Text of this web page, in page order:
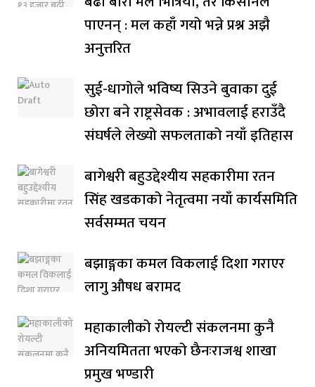
पाएनन् : मल कहाँ गयो भन्ने प्रश्न अझै
अनुत्तरित
सुई-धागोले भविष्य सिउने बुवाका दुई
छोरा बने राष्ट्रसेवक : अभावलाई हराउँदै
संघर्षले लेख्यो सफलताको नयाँ इतिहास
बागेश्वरी बहुउद्देश्यीय सहकारीमा रतन
सिंह खडकाको नेतृत्वमा नयाँ कार्यसमिति
सर्वसम्मत चयन
बझाङ्गका कमल विकलाई दिशा गराएर
लागु औषध बरामद
महाकालीको रोयल्टी संकलनमा कुनै
अनियमितता भएको छैनःराजश्व शाखा
प्रमुख भण्डारी